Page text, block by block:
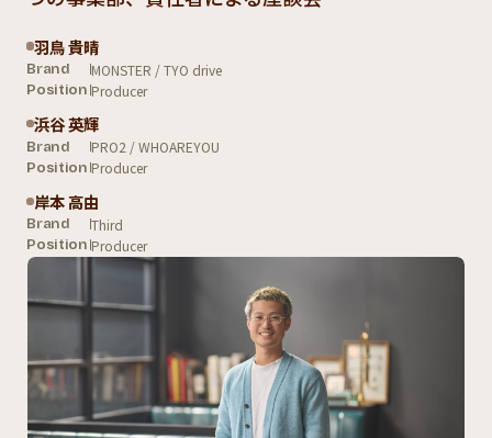
羽鳥 貴晴
Brand MONSTER / TYO drive
Position Producer
浜谷 英輝
Brand PRO2 / WHOAREYOU
Position Producer
岸本 高由
Brand Third
Position Producer